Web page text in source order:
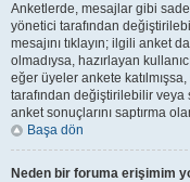
Anketlerde, mesajlar gibi
yönetici tarafından
mesajını tıklayın; ilgili anket
olmadıysa, hazırlayan
eğer üyeler ankete
tarafından değiştirilebilir veya
anket sonuçlarını saptırma
Başa dön
Neden bir foruma erişimim